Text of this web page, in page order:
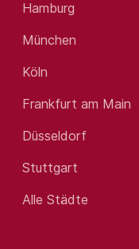
Finanzen und
der individuellen
Berufsausbildung
Hamburg
München
Köln
Frankfurt am Main
Düsseldorf
Stuttgart
Alle Städte